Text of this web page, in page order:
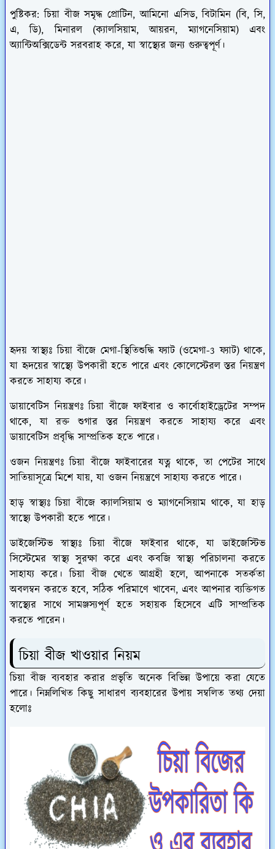
পুষ্টিকর: চিয়া বীজ সমৃদ্ধ প্রোটিন, আমিনো এসিড, বিটামিন (বি, সি,
এ, ডি), মিনারল (ক্যালসিয়াম, আয়রন, ম্যাগনেসিয়াম) এবং
অ্যান্টিঅক্সিডেন্ট সরবরাহ করে, যা স্বাস্থ্যের জন্য গুরুত্বপূর্ণ।
হৃদয় স্বাস্থ্যঃ চিয়া বীজে মেগা-স্থিতিশুদ্ধি ফ্যাট (ওমেগা-3 ফ্যাট) থাকে,
যা হৃদয়ের স্বাস্থ্যে উপকারী হতে পারে এবং কোলেস্টেরল স্তর নিয়ন্ত্রণ
করতে সাহায্য করে।
ডায়াবেটিস নিয়ন্ত্রণঃ চিয়া বীজে ফাইবার ও কার্বোহাইড্রেটের সম্পদ
থাকে, যা রক্ত শুগার স্তর নিয়ন্ত্রণ করতে সাহায্য করে এবং
ডায়াবেটিস প্রবৃদ্ধি সাম্প্রতিক হতে পারে।
ওজন নিয়ন্ত্রণঃ চিয়া বীজে ফাইবারের যত্ন থাকে, তা পেটের সাথে
সাতিয়াসূত্রে মিশে যায়, যা ওজন নিয়ন্ত্রণে সাহায্য করতে পারে।
হাড় স্বাস্থ্যঃ চিয়া বীজে ক্যালসিয়াম ও ম্যাগনেসিয়াম থাকে, যা হাড়
স্বাস্থ্যে উপকারী হতে পারে।
ডাইজেস্টিভ স্বাস্থ্যঃ চিয়া বীজে ফাইবার থাকে, যা ডাইজেস্টিভ
সিস্টেমের স্বাস্থ্য সুরক্ষা করে এবং কবজি স্বাস্থ্য পরিচালনা করতে
সাহায্য করে। চিয়া বীজ খেতে আগ্রহী হলে, আপনাকে সতর্কতা
অবলম্বন করতে হবে, সঠিক পরিমাণে খাবেন, এবং আপনার ব্যক্তিগত
স্বাস্থ্যের সাথে সামঞ্জস্যপূর্ণ হতে সহায়ক হিসেবে এটি সাম্প্রতিক
করতে পারেন।
চিয়া বীজ খাওয়ার নিয়ম
চিয়া বীজ ব্যবহার করার প্রভৃতি অনেক বিভিন্ন উপায়ে করা যেতে
পারে। নিম্নলিখিত কিছু সাধারণ ব্যবহারের উপায় সম্বলিত তথ্য দেয়া
হলোঃ